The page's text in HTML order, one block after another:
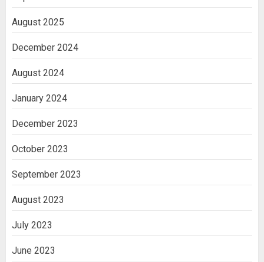
August 2025
December 2024
August 2024
January 2024
December 2023
October 2023
September 2023
August 2023
July 2023
June 2023